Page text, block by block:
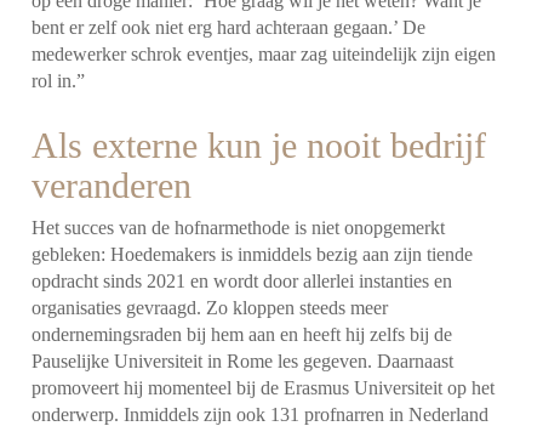
bent er zelf ook niet erg hard achteraan gegaan.’ De
medewerker schrok eventjes, maar zag uiteindelijk zijn eigen
rol in.”
Als externe kun je nooit bedrijf
veranderen
Het succes van de hofnarmethode is niet onopgemerkt
gebleken: Hoedemakers is inmiddels bezig aan zijn tiende
opdracht sinds 2021 en wordt door allerlei instanties en
organisaties gevraagd. Zo kloppen steeds meer
ondernemingsraden bij hem aan en heeft hij zelfs bij de
Pauselijke Universiteit in Rome les gegeven. Daarnaast
promoveert hij momenteel bij de Erasmus Universiteit op het
onderwerp. Inmiddels zijn ook 131 profnarren in Nederland